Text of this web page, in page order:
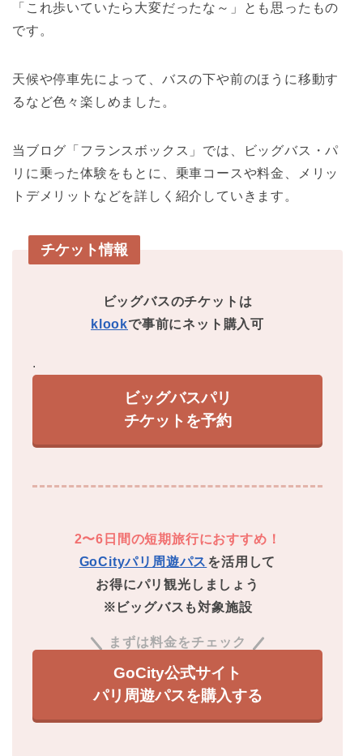
「これ歩いていたら大変だったな～」とも思ったもの
です。
天候や停車先によって、バスの下や前のほうに移動す
るなど色々楽しめました。
当ブログ「フランスボックス」では、ビッグバス・パ
リに乗った体験をもとに、乗車コースや料金、メリッ
トデメリットなどを詳しく紹介していきます。
チケット情報
ビッグバスのチケットは
klookで事前にネット購入可
.
ビッグバスパリ
チケットを予約
2〜6日間の短期旅行におすすめ！
GoCityパリ周遊パス を活用して
お得にパリ観光しましょう
※ビッグバスも対象施設
まずは料金をチェック
GoCity公式サイト
パリ周遊パスを購入する